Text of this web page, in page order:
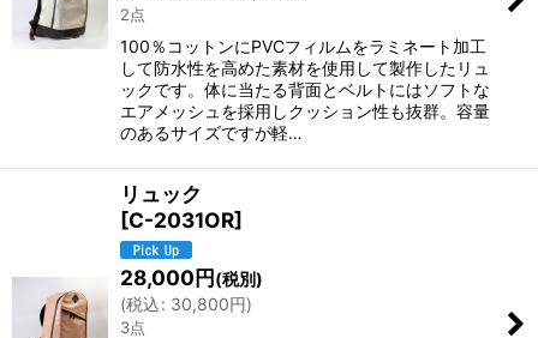
2点
100％コットンにPVCフィルムをラミネート加工
して防水性を高めた素材を使用して製作したリュ
ックです。体に当たる背面とベルトにはソフトな
エアメッシュを採用しクッション性も抜群。容量
のあるサイズですが軽…
リュック
[C-2031OR]
28,000円(税別)
(税込: 30,800円)
3点